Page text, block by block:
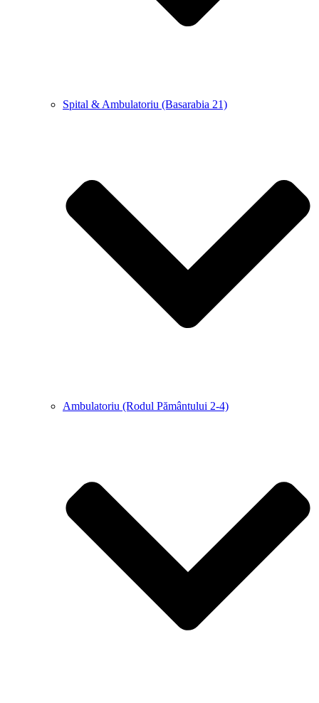
Spital & Ambulatoriu (Basarabia 21)
Ambulatoriu (Rodul Pământului 2-4)